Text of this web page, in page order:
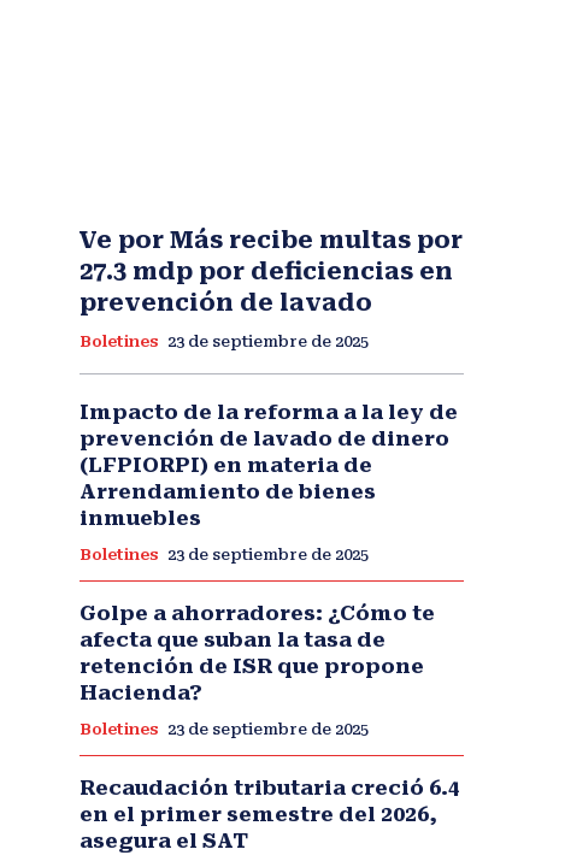
Ve por Más recibe multas por
27.3 mdp por deficiencias en
prevención de lavado
Boletines 23 de septiembre de 2025
Impacto de la reforma a la ley de
prevención de lavado de dinero
(LFPIORPI) en materia de
Arrendamiento de bienes
inmuebles
Boletines 23 de septiembre de 2025
Golpe a ahorradores: ¿Cómo te
afecta que suban la tasa de
retención de ISR que propone
Hacienda?
Boletines 23 de septiembre de 2025
Recaudación tributaria creció 6.4
en el primer semestre del 2026,
asegura el SAT